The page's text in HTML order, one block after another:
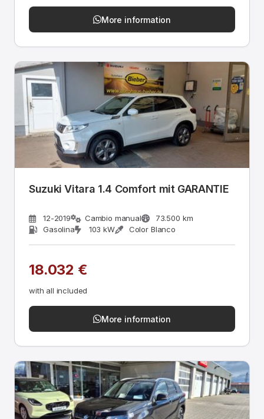
More information
Suzuki Vitara 1.4 Comfort mit GARANTIE
12-2019 Cambio manual
73.500 km
Gasolina
103 kW Color Blanco
18.032 €
with all included
More information